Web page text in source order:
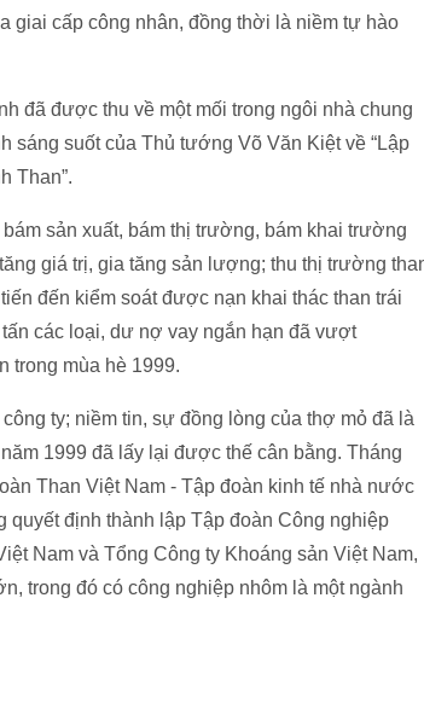
giai cấp công nhân, đồng thời là niềm tự hào
đã được thu về một mối trong ngôi nhà chung
sáng suốt của Thủ tướng Võ Văn Kiệt về “Lập
Than”.
sản xuất, bám thị trường, bám khai trường
giá trị, gia tăng sản lượng; thu thị trường
đến kiểm soát được nạn khai thác than trái
các loại, dư nợ vay ngắn hạn đã vượt
trong mùa hè 1999.
ty; niềm tin, sự đồng lòng của thợ mỏ đã là
1999 đã lấy lại được thế cân bằng. Tháng
Than Việt Nam - Tập đoàn kinh tế nhà nước
định thành lập Tập đoàn Công nghiệp
Nam và Tổng Công ty Khoáng sản Việt Nam,
trong đó có công nghiệp nhôm là một ngành